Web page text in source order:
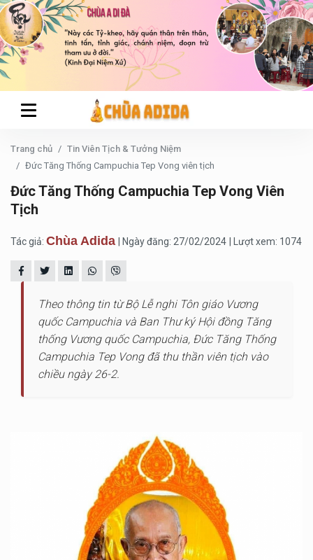
Trang chủ
Tin Viên Tịch & Tưởng Niệm
Đức Tăng Thống Campuchia Tep Vong viên tịch
Đức Tăng Thống Campuchia Tep Vong Viên
Tịch
Tác giả: Chùa Adida | Ngày đăng: 27/02/2024 | Lượt xem: 1074
Theo thông tin từ Bộ Lễ nghi Tôn giáo Vương
quốc Campuchia và Ban Thư ký Hội đồng Tăng
thống Vương quốc Campuchia, Đức Tăng Thống
Campuchia Tep Vong đã thu thần viên tịch vào
chiều ngày 26-2.